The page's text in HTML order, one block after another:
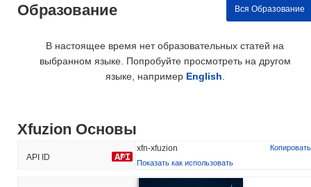
Образование Вся Образование
В настоящее время нет образовательных статей на
выбранном языке. Попробуйте просмотреть на другом
языке, например English
Xfuzion Основы
API ID
xfn-xfuzion
Копировать
Показать как использовать